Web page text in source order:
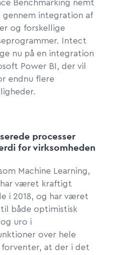
Benchmarking nemt
integration af
og forskellige
Intect
nu på en integration
Power BI, der vil
endnu flere
processer
for virksomheden
Machine Learning,
har været kraftigt
i 2018, og har været
både optimistisk
uro i
over hele
forventer, at der i det